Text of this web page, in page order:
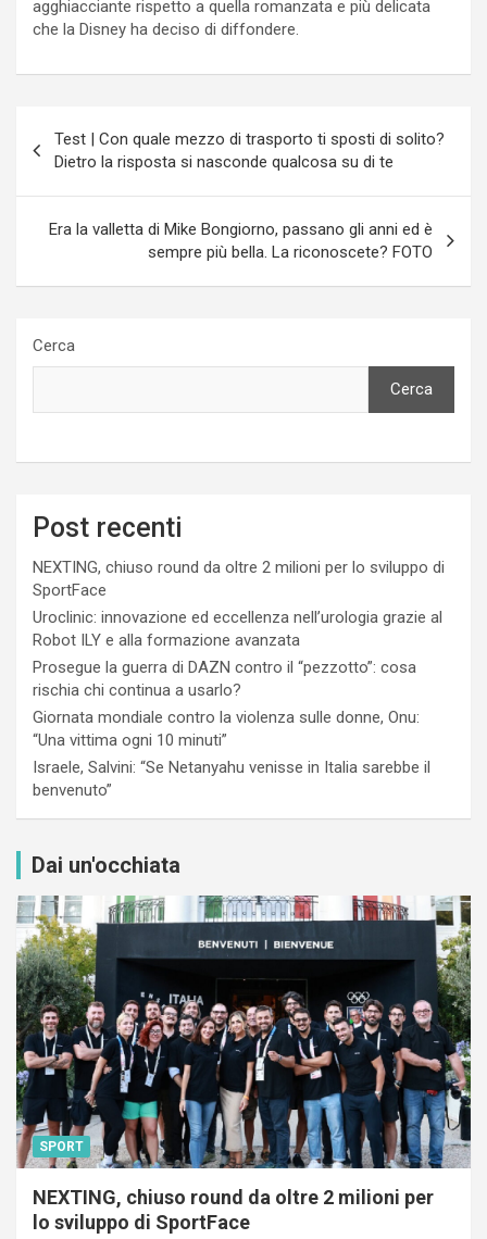
agghiacciante rispetto a quella romanzata e più delicata
che la Disney ha deciso di diffondere.
articoli
Test | Con quale mezzo di trasporto ti sposti di solito?
Dietro la risposta si nasconde qualcosa su di te
Era la valletta di Mike Bongiorno, passano gli anni ed è
sempre più bella. La riconoscete? FOTO
Cerca
Cerca
Post recenti
NEXTING, chiuso round da oltre 2 milioni per lo sviluppo di
SportFace
Uroclinic: innovazione ed eccellenza nell’urologia grazie al
Robot ILY e alla formazione avanzata
Prosegue la guerra di DAZN contro il “pezzotto”: cosa
rischia chi continua a usarlo?
Giornata mondiale contro la violenza sulle donne, Onu:
“Una vittima ogni 10 minuti”
Israele, Salvini: “Se Netanyahu venisse in Italia sarebbe il
benvenuto”
Dai un'occhiata
SPORT
NEXTING, chiuso round da oltre 2 milioni per
lo sviluppo di SportFace